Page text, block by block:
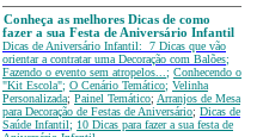
Conheça as melhores Dicas de como
fazer a sua Festa de Aniversário Infantil
Dicas de Aniversário Infantil: 7 Dicas que vão
orientar a contratar uma Decoração com Balões;
Fazendo o evento sem atropelos... ; Conhecendo o
"Kit Escola"; O Cenário Temático; Velinha
Personalizada; Painel Temático; Arranjos de Mesa
para Decoração de Festas de Aniversário; Dicas de
Saúde Infantil; 10 Dicas para fazer a sua festa de